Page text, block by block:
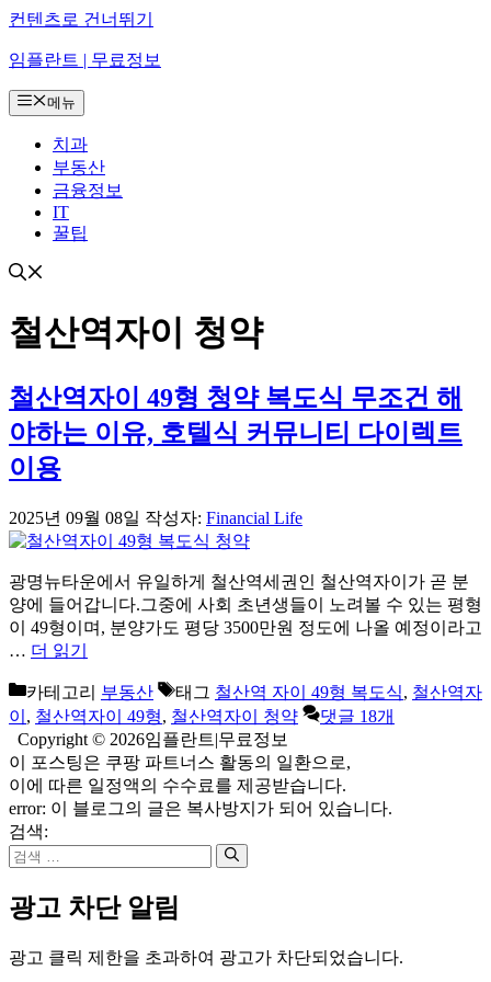
컨텐츠로 건너뛰기
임플란트 | 무료정보
메뉴
치과
부동산
금융정보
IT
꿀팁
철산역자이 청약
철산역자이 49형 청약 복도식 무조건 해
야하는 이유, 호텔식 커뮤니티 다이렉트
이용
2025년 09월 08일 작성자: Financial Life
광명뉴타운에서 유일하게 철산역세권인 철산역자이가 곧 분
양에 들어갑니다.그중에 사회 초년생들이 노려볼 수 있는 평형
이 49형이며, 분양가도 평당 3500만원 정도에 나올 예정이라고
… 더 읽기
카테고리 부동산 태그 철산역 자이 49형 복도식, 철산역자
이 , 철산역자이 49형, 철산역자이 청약
댓글 18개
Copyright © 2026임플란트|무료정보
이 포스팅은 쿠팡 파트너스 활동의 일환으로,
이에 따른 일정액의 수수료를 제공받습니다.
error: 이 블로그의 글은 복사방지가 되어 있습니다.
검색:
광고 차단 알림
광고 클릭 제한을 초과하여 광고가 차단되었습니다.